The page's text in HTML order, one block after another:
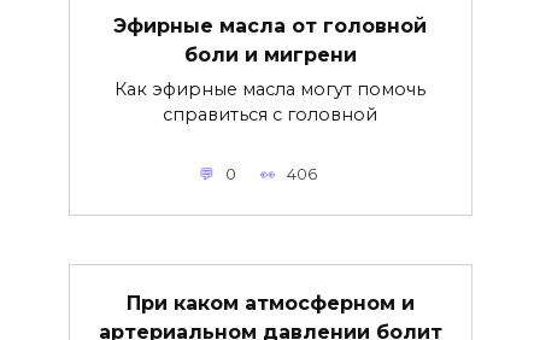
Эфирные масла от головной
боли и мигрени
Как эфирные масла могут помочь
справиться с головной
0 406
При каком атмосферном и
артериальном давлении болит